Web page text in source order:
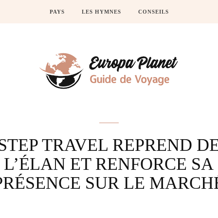
PAYS LES HYMNES CONSEILS
TRAVEL REPREND
L’ÉLAN ET RENFORCE SA
SUR LE